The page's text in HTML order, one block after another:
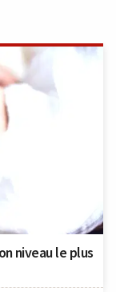
niveau le plus